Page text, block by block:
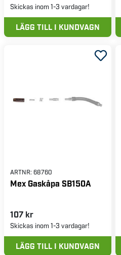
Skickas inom 1-3 vardagar!
LÄGG TILL I KUNDVAGN
ARTNR: 68760
Mex Gaskåpa SB150A
107 kr
Skickas inom 1-3 vardagar!
LÄGG TILL I KUNDVAGN